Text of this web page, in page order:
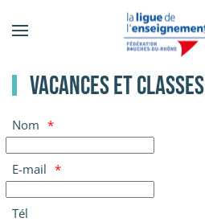
contenu
principal
Vacances et classes
Nom
E-mail
Tél